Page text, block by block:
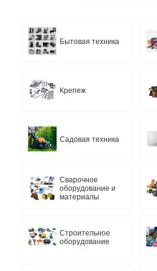
Бытовая техника
Крепеж
Садовая техника
Сварочное
оборудование и
материалы
Строительное
оборудование